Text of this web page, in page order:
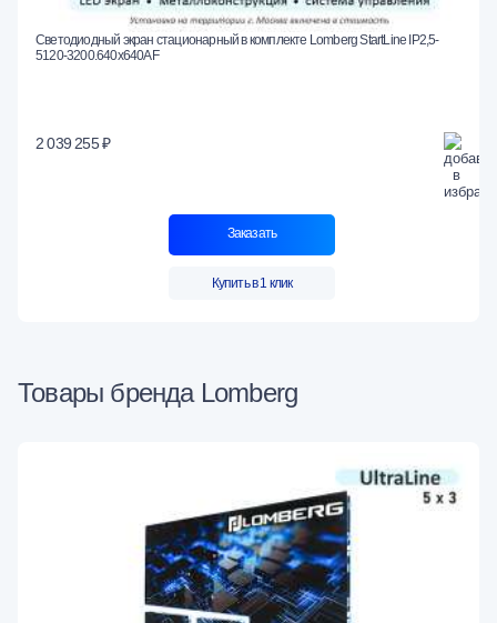
Светодиодный экран стационарный в комплекте Lomberg StartLine IP2,5-
5120-3200.640x640AF
2 039 255 ₽
Заказать
Купить в 1 клик
Товары бренда Lomberg